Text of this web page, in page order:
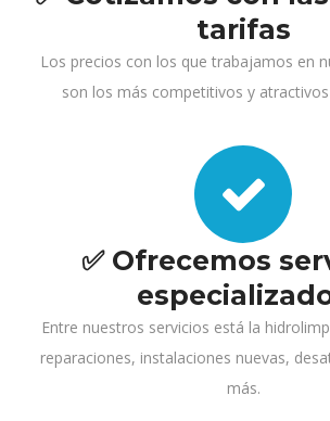
tarifas
Los precios con los que trabajamos en
son los más competitivos y
✅ Ofrecemos
Entre nuestros servicios está la
reparaciones, instalaciones nuevas,
más.